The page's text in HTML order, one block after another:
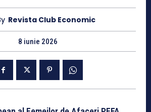
Revista Club Economic
8 iunie 2026